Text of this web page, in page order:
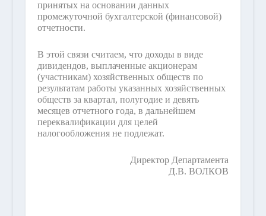
принятых на основании данных
промежуточной бухгалтерской (финансовой)
отчетности.
В этой связи считаем, что доходы в виде
дивидендов, выплаченные акционерам
(участникам) хозяйственных обществ по
результатам работы указанных хозяйственных
обществ за квартал, полугодие и девять
месяцев отчетного года, в дальнейшем
переквалификации для целей
налогообложения не подлежат.
Директор Департамента
Д.В. ВОЛКОВ